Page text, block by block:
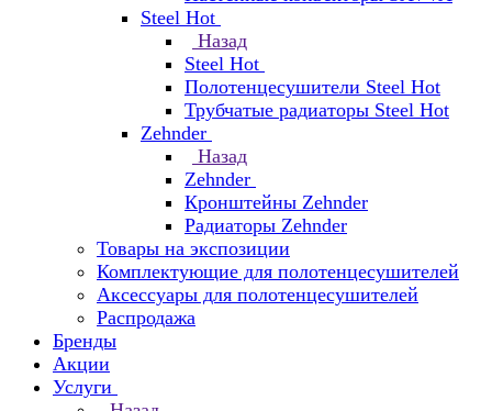
Steel Hot
Назад
Steel Hot
Полотенцесушители Steel Hot
Трубчатые радиаторы Steel Hot
Zehnder
Назад
Zehnder
Кронштейны Zehnder
Радиаторы Zehnder
Товары на экспозиции
Комплектующие для полотенцесушителей
Аксессуары для полотенцесушителей
Распродажа
Бренды
Акции
Услуги